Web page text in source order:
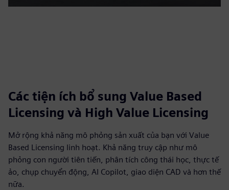
Các tiện ích bổ sung Value Based
Licensing và High Value Licensing
Mở rộng khả năng mô phỏng sản xuất của bạn với Value
Based Licensing linh hoạt. Khả năng truy cập như mô
phỏng con người tiên tiến, phân tích công thái học, thực tế
ảo, chụp chuyển động, AI Copilot, giao diện CAD và hơn thế
nữa.